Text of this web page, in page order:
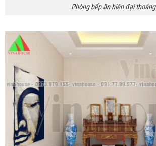
Phòng bếp ăn hiện đại thoáng